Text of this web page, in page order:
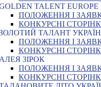
TALENT EUROPE
ПОЛОЖЕННЯ І
КОНКУРСНІ
ТАЛАНТ
ПОЛОЖЕННЯ І
КОНКУРСНІ
АЛЕЯ ЗІРОК
ПОЛОЖЕННЯ І
КОНКУРСНІ